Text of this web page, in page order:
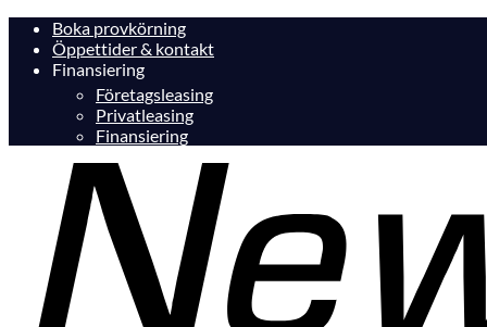
Boka provkörning
Öppettider & kontakt
Finansiering
Företagsleasing
Privatleasing
Finansiering